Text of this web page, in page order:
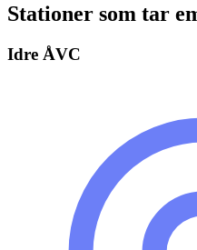
Stationer som tar
Idre ÅVC